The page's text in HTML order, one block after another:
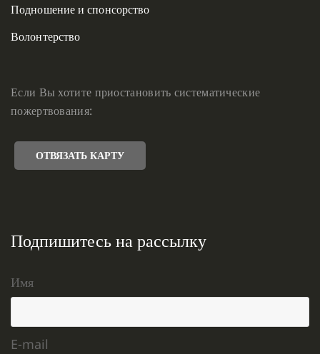
Подношение и спонсорство
Волонтерство
Если Вы хотите приостановить систематические
пожертвования:
ОТВЯЗАТЬ КАРТУ
Подпишитесь на рассылку
Имя
E-mail